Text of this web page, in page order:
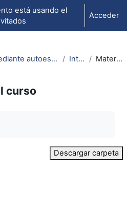
está usando el
Acceder
Osteología 3D en el gato mediante autoestereoscopía (Cat´s 3D osteology by mean selfstereoscopy) Introducción Materiales del curso
curso
Descargar carpeta